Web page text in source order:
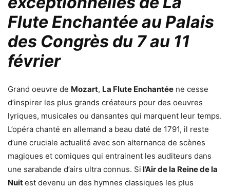
Flute Enchantée au Palais
des Congrès du 7 au 11
février
Grand oeuvre de Mozart, La Flute Enchantée ne cesse
d’inspirer les plus grands créateurs pour des oeuvres
lyriques, musicales ou dansantes qui marquent leur temps.
L’opéra chanté en allemand a beau daté de 1791, il reste
d’une cruciale actualité avec son alternance de scènes
magiques et comiques qui entrainent les auditeurs dans
une sarabande d’airs ultra connus. Si l’Air de la Reine de la
Nuitest devenu un des hymnes classiques les plus